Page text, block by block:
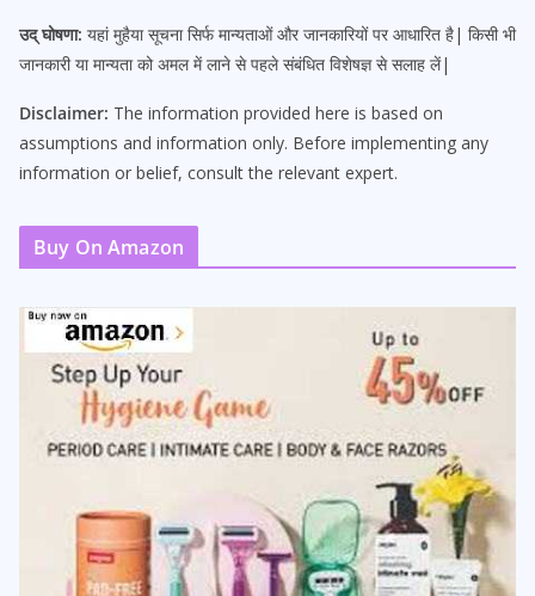
उद् घोषणा: यहां मुहैया सूचना सिर्फ मान्यताओं और जानकारियों पर आधारित है| किसी भी
जानकारी या मान्यता को अमल में लाने से पहले संबंधित विशेषज्ञ से सलाह लें|
Disclaimer: The information provided here is based on
assumptions and information only. Before implementing any
information or belief, consult the relevant expert.
Buy On Amazon